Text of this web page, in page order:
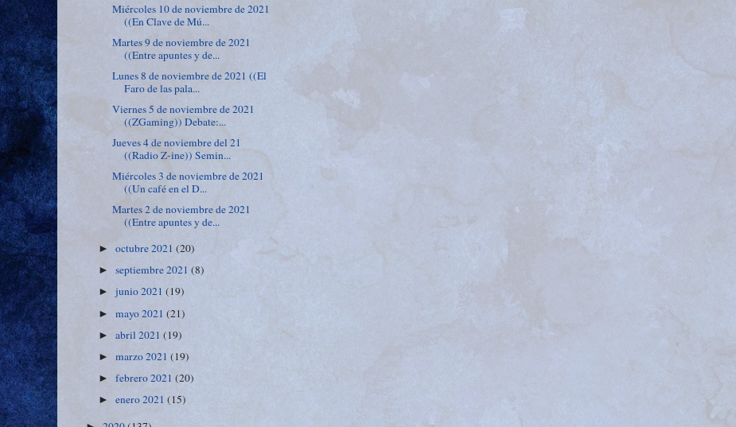
Miércoles 10 de noviembre de 2021
((En Clave de Mú...
Martes 9 de noviembre de 2021
((Entre apuntes y de...
Lunes 8 de noviembre de 2021 ((El
Faro de las pala...
Viernes 5 de noviembre de 2021
((ZGaming)) Debate:...
Jueves 4 de noviembre del 21
((Radio Z-ine)) Semin...
Miércoles 3 de noviembre de 2021
((Un café en el D...
Martes 2 de noviembre de 2021
((Entre apuntes y de...
►octubre 2021(20)
►septiembre 2021(8)
►junio 2021(19)
►mayo 2021(21)
►abril 2021(19)
►marzo 2021(19)
►febrero 2021(20)
►enero 2021(15)